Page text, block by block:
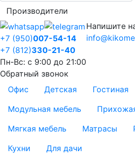
Производители
+7 (950)007-54-14
+7 (812)330-21-40
Пн-Вс: с 9:00 до 21:00
Обратный звонок
Напишите
Офис Детская
Гостиная
Модульная мебель
Мягкая мебель
Матрасы
Кухни
Для дачи